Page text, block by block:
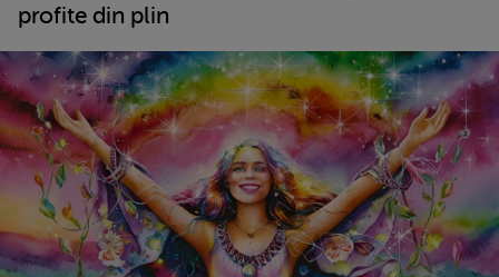
profite din plin